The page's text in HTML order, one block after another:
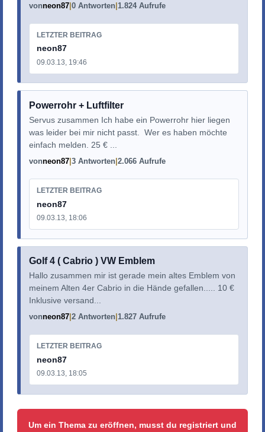
vonneon87 0 Antworten 1.824 Aufrufe
LETZTER BEITRAG
neon87
09.03.13, 19:46
Powerrohr + Luftfilter
Servus zusammen Ich habe ein Powerrohr hier liegen
was leider bei mir nicht passt. Wer es haben möchte
einfach melden. 25 € ...
vonneon87 3 Antworten 2.066 Aufrufe
LETZTER BEITRAG
neon87
09.03.13, 18:06
Golf 4 ( Cabrio ) VW Emblem
Hallo zusammen mir ist gerade mein altes Emblem von
meinem Alten 4er Cabrio in die Hände gefallen..... 10 €
Inklusive versand...
vonneon87 2 Antworten 1.827 Aufrufe
LETZTER BEITRAG
neon87
09.03.13, 18:05
Um ein Thema zu eröffnen, musst du registriert und